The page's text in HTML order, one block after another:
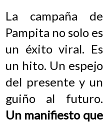
La campaña de
Pampita no solo es
un éxito viral. Es
un hito. Un espejo
del presente y un
guiño al futuro.
Un manifiesto que